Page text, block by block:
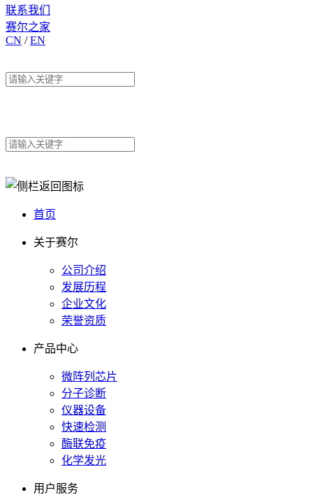
联系我们
赛尔之家
CN /EN
首页
关于赛尔
公司介绍
发展历程
企业文化
荣誉资质
产品中心
微阵列芯片
分子诊断
仪器设备
快速检测
酶联免疫
化学发光
用户服务